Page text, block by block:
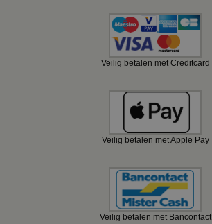
Veilig betalen met Creditcard
Veilig betalen met Apple Pay
Veilig betalen met Bancontact